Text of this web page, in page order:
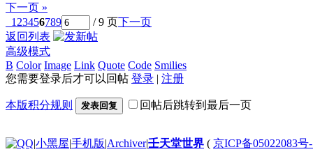
下一页 »
1 23456789 / 9 页下一页
返回列表
高级模式
B Color Image Link Quote Code Smilies
您需要登录后才可以回帖 登录 | 注册
本版积分规则 发表回复 回帖后跳转到最后一页
|小黑屋|手机版|Archiver|壬天堂世界 ( 京ICP备05022083号